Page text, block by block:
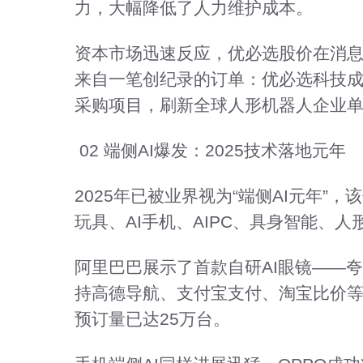
力，大幅降低了人力维护成本。
资本市场迅速反应，优必选股价在消
来自一笔创纪录的订单：优必选科技
采购项目，刷新全球人形机器人企业
02 端侧AI爆发：2025技术落地元年
2025年已被业界视为“端侧AI元年”，
玩具、AI手机、AIPC、具身智能、人
阿里巴巴展示了首款自研AI眼镜——
持高德导航、支付宝支付、淘宝比价
预订量已达25万台。